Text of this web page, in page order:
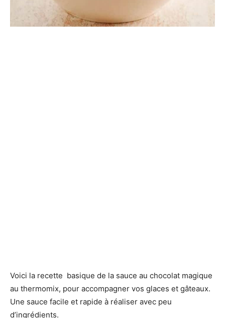
Voici la recette basique de la sauce au chocolat magique
au thermomix, pour accompagner vos glaces et gâteaux.
Une sauce facile et rapide à réaliser avec peu
d’ingrédients.